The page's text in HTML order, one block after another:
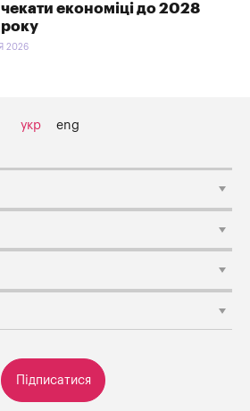
чекати економіці до 2028
року
2026
укр eng
Підписатися